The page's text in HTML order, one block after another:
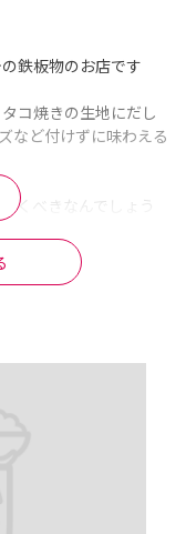
鉄板物のお店です
コ焼きの生地にだし
など付けずに味わえる
くべきなんでしょう
」。
っぷり入ってて、ボ